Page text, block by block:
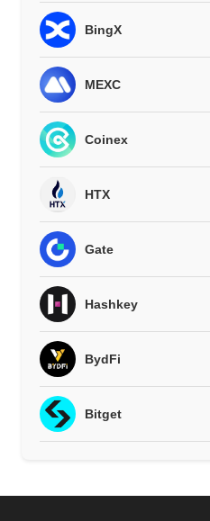
BingX
MEXC
Coinex
HTX
Gate
Hashkey
BydFi
Bitget